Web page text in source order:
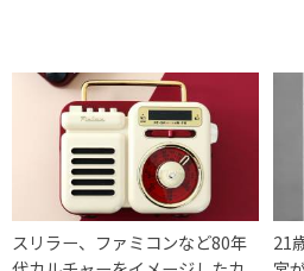
スリラー、ファミコンなど80年
21